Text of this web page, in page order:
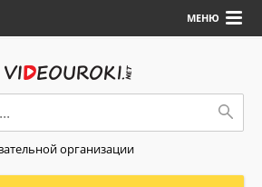
МЕНЮ
организации